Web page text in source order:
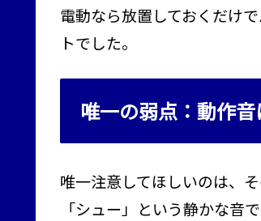
電動なら放置しておくだけ
トでした。
唯一の弱点：動作
唯一注意してほしいのは、そ
「シュー」という静かな音